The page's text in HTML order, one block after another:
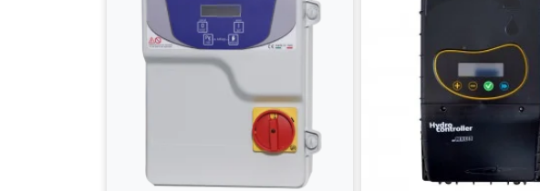
Schakelkast
Ampère beveiliging
Voltage beveiliging
Droogloop beveiliging op basis van
Extra sensor mogelijkheid
Duidelijk afleesbare LCD
400V in
400V uit
5,5 - 7,5 kW pomp
Luchtgekoeld
1/4" buitendraad druksensor
Multi-pomp modus